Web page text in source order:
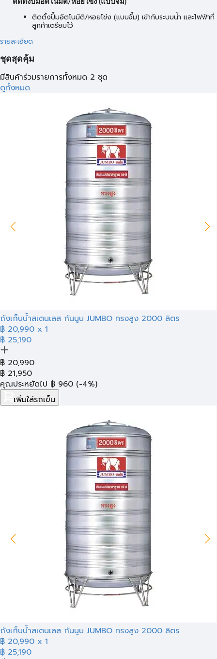
ติดตั้งปั๊มอัตโนมัติ/หอยโข่ง (แบบจั๊ม)
ติดตั้งปั๊มอัตโนมัติ/หอยโข่ง (แบบจั๊ม) เข้ากับระบบน้ำ และไฟฟ้าที่
ลูกค้าเตรียมไว้
รายละเอียด
ชุดสุดคุ้ม
มีสินค้าร่วมรายการทั้งหมด 2 ชุด
ดูทั้งหมด
ถังเก็บน้ำสเตนเลส ก้นนูน JUMBO ทรงสูง 2000 ลิตร
฿ 20,990 x 1
฿ 25,190
฿ 20,990
฿ 21,950
คุณประหยัดไป ฿ 960 (-4%)
เพิ่มใส่รถเข็น
ถังเก็บน้ำสเตนเลส ก้นนูน JUMBO ทรงสูง 2000 ลิตร
฿ 20,990 x 1
฿ 25,190